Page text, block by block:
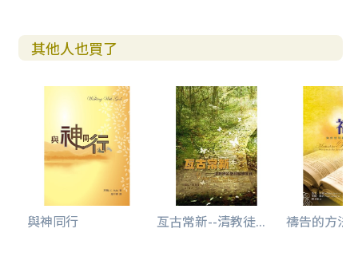
95 授命去傳
96 我是一名基督徒
98 神奇的釋放
100 從今以後……
101 今日世界各地的逼迫……
102 我能做甚麼？
103 關於華府對談合唱團
104 關於殉道者之聲
其他人也買了
與神同行 亙古常新--清教徒... 禱告的方法